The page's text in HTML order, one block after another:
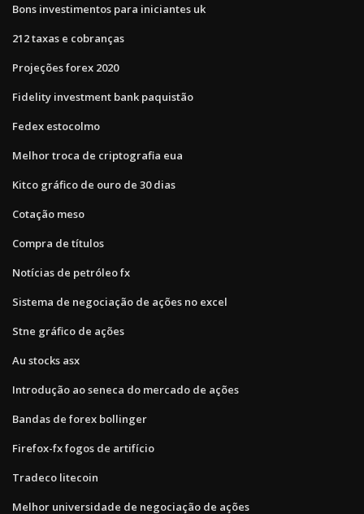
Bons investimentos para iniciantes uk
212 taxas e cobranças
Projeções forex 2020
Fidelity investment bank paquistão
Fedex estocolmo
Melhor troca de criptografia eua
Kitco gráfico de ouro de 30 dias
Cotação meso
Compra de títulos
Notícias de petróleo fx
Sistema de negociação de ações no excel
Stne gráfico de ações
Au stocks asx
Introdução ao seneca do mercado de ações
Bandas de forex bollinger
Firefox-fx fogos de artifício
Tradeco litecoin
Melhor universidade de negociação de ações